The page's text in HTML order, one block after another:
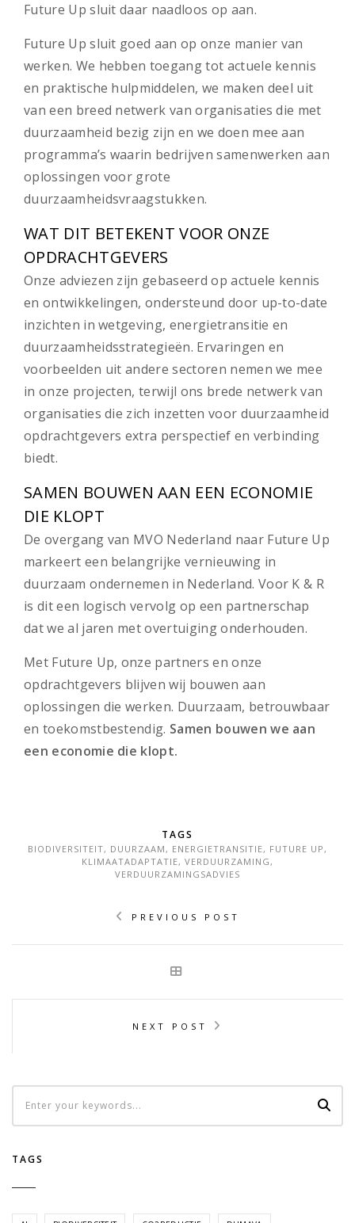
Future Up sluit daar naadloos op aan.
Future Up sluit goed aan op onze manier van
werken. We hebben toegang tot actuele kennis
en praktische hulpmiddelen, we maken deel uit
van een breed netwerk van organisaties die met
duurzaamheid bezig zijn en we doen mee aan
programma’s waarin bedrijven samenwerken aan
oplossingen voor grote
duurzaamheidsvraagstukken.
WAT DIT BETEKENT VOOR ONZE
OPDRACHTGEVERS
Onze adviezen zijn gebaseerd op actuele kennis
en ontwikkelingen, ondersteund door up-to-date
inzichten in wetgeving, energietransitie en
duurzaamheidsstrategieën. Ervaringen en
voorbeelden uit andere sectoren nemen we mee
in onze projecten, terwijl ons brede netwerk van
organisaties die zich inzetten voor duurzaamheid
opdrachtgevers extra perspectief en verbinding
biedt.
SAMEN BOUWEN AAN EEN ECONOMIE
DIE KLOPT
De overgang van MVO Nederland naar Future Up
markeert een belangrijke vernieuwing in
duurzaam ondernemen in Nederland. Voor K & R
is dit een logisch vervolg op een partnerschap
dat we al jaren met overtuiging onderhouden.
Met Future Up, onze partners en onze
opdrachtgevers blijven wij bouwen aan
oplossingen die werken. Duurzaam, betrouwbaar
en toekomstbestendig. Samen bouwen we aan
een economie die klopt.
TAGS
BIODIVERSITEIT, DUURZAAM , ENERGIETRANSITIE, FUTURE UP ,
KLIMAATADAPTATIE, VERDUURZAMING ,
VERDUURZAMINGSADVIES
PREVIOUS POST
NEXT POST
TAGS